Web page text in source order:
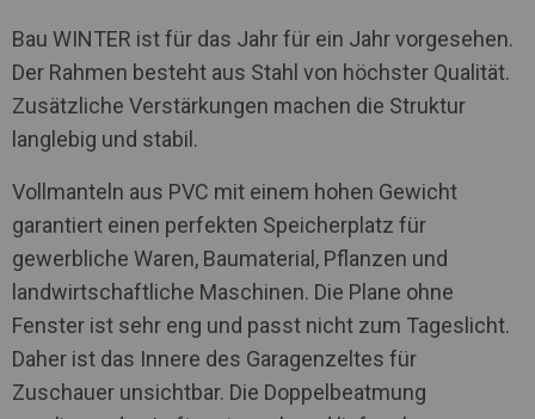
Bau WINTER ist für das Jahr für ein Jahr vorgesehen.
Der Rahmen besteht aus Stahl von höchster Qualität.
Zusätzliche Verstärkungen machen die Struktur
langlebig und stabil.
Vollmanteln aus PVC mit einem hohen Gewicht
garantiert einen perfekten Speicherplatz für
gewerbliche Waren, Baumaterial, Pflanzen und
landwirtschaftliche Maschinen. Die Plane ohne
Fenster ist sehr eng und passt nicht zum Tageslicht.
Daher ist das Innere des Garagenzeltes für
Zuschauer unsichtbar. Die Doppelbeatmung